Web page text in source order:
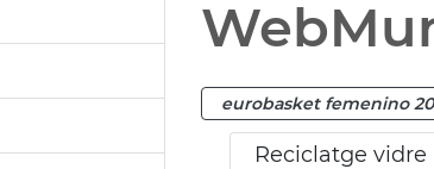
eurobasket femenino
Reciclatge vidre